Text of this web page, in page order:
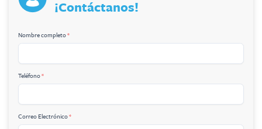
¡Contáctanos!
Nombre completo*
Teléfono*
Correo Electrónico*